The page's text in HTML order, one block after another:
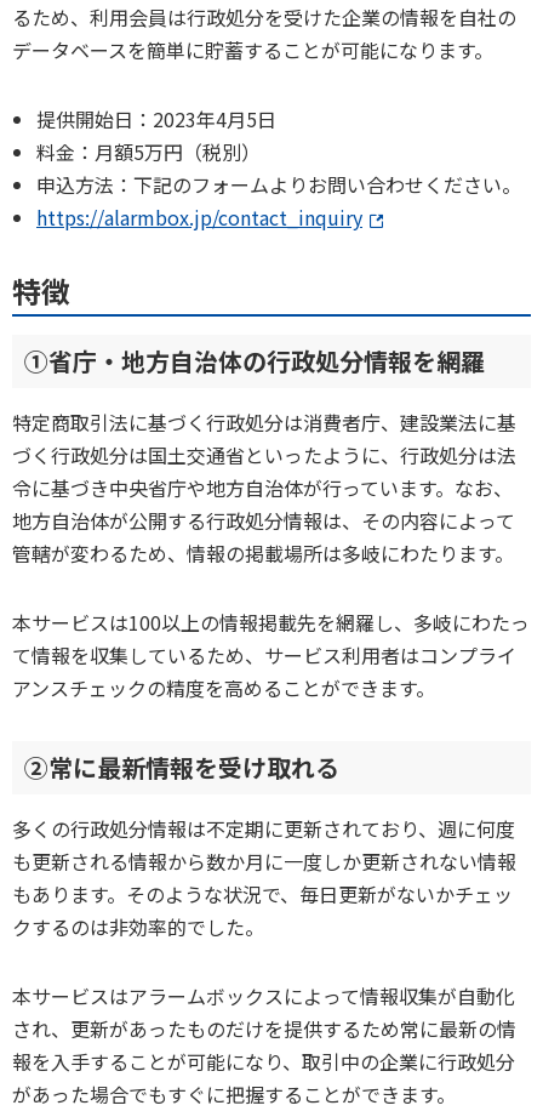
るため、利用会員は行政処分を受けた企業の情報を自社の
データベースを簡単に貯蓄することが可能になります。
提供開始日：2023年4月5日
料金：月額5万円（税別）
申込方法：下記のフォームよりお問い合わせください。
https://alarmbox.jp/contact_inquiry
特徴
①省庁・地方自治体の行政処分情報を網羅
特定商取引法に基づく行政処分は消費者庁、建設業法に基
づく行政処分は国土交通省といったように、行政処分は法
令に基づき中央省庁や地方自治体が行っています。なお、
地方自治体が公開する行政処分情報は、その内容によって
管轄が変わるため、情報の掲載場所は多岐にわたります。
本サービスは100以上の情報掲載先を網羅し、多岐にわたっ
て情報を収集しているため、サービス利用者はコンプライ
アンスチェックの精度を高めることができます。
②常に最新情報を受け取れる
多くの行政処分情報は不定期に更新されており、週に何度
も更新される情報から数か月に一度しか更新されない情報
もあります。そのような状況で、毎日更新がないかチェッ
クするのは非効率的でした。
本サービスはアラームボックスによって情報収集が自動化
され、更新があったものだけを提供するため常に最新の情
報を入手することが可能になり、取引中の企業に行政処分
があった場合でもすぐに把握することができます。